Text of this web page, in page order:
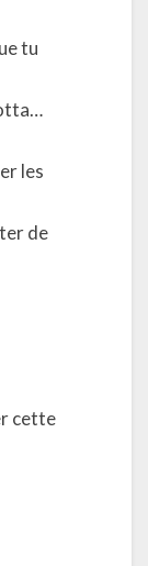
tu
les
de
cette